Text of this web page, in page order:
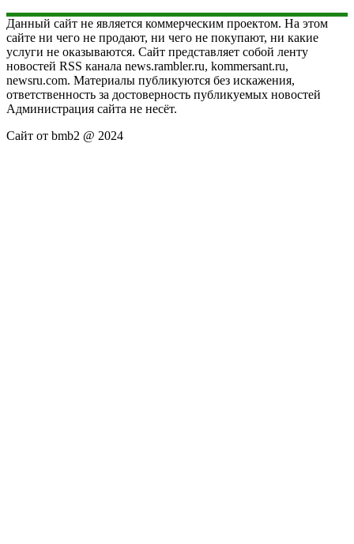
Данный сайт не является коммерческим проектом. На этом
сайте ни чего не продают, ни чего не покупают, ни какие
услуги не оказываются. Сайт представляет собой ленту
новостей RSS канала news.rambler.ru, kommersant.ru,
newsru.com. Материалы публикуются без искажения,
ответственность за достоверность публикуемых новостей
Администрация сайта не несёт.
Сайт от bmb2 @ 2024